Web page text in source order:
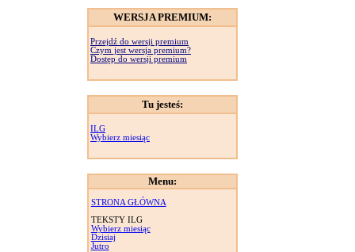
WERSJA PREMIUM:
Przejdź do wersji premium
Czym jest wersja premium?
Dostęp do wersji premium
Tu jesteś:
ILG
Wybierz miesiąc
Menu:
STRONA GŁÓWNA
TEKSTY ILG
Wybierz miesiąc
Dzisiaj
Jutro